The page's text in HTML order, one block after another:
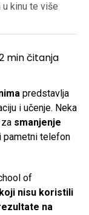
kinu te više
min čitanja
predstavlja
i učenje. Neka
smanjenje
pametni telefon
of
nisu koristili
na